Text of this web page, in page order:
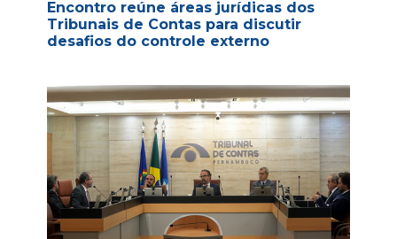
Encontro reúne áreas jurídicas dos
Tribunais de Contas para discutir
desafios do controle externo